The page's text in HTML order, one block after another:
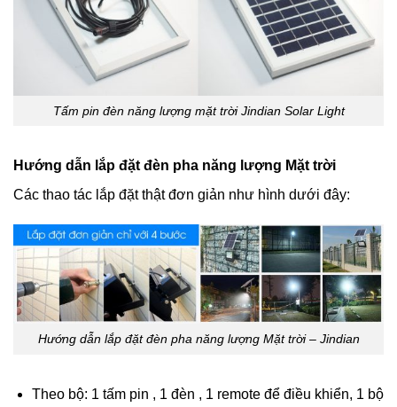
Tấm pin đèn năng lượng mặt trời Jindian Solar Light
Hướng dẫn lắp đặt đèn pha năng lượng Mặt trời
Các thao tác lắp đặt thật đơn giản như hình dưới đây:
Hướng dẫn lắp đặt đèn pha năng lượng Mặt trời – Jindian
Theo bộ: 1 tấm pin , 1 đèn , 1 remote để điều khiển, 1 bộ